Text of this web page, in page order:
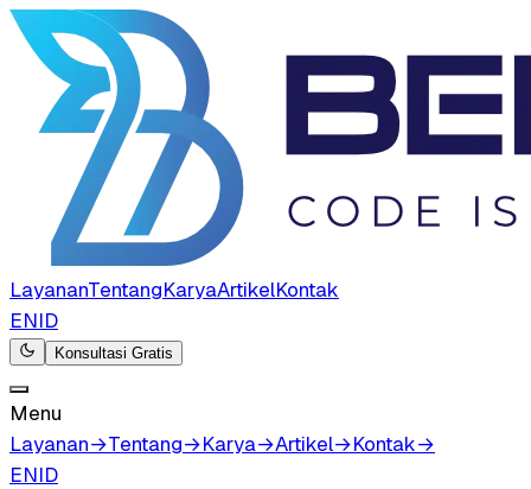
LayananTentangKaryaArtikelKontak
ENID
Konsultasi Gratis
Menu
Layanan→Tentang→Karya→Artikel→Kontak→
ENID